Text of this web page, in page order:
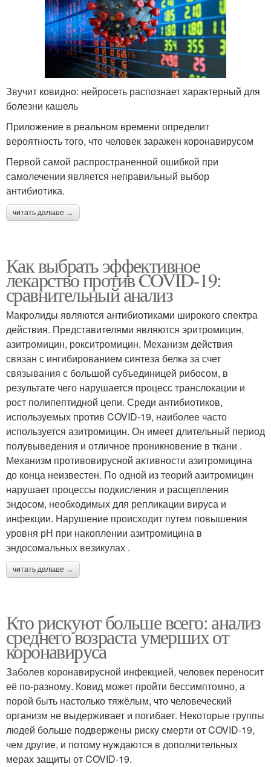
Звучит ковидно: нейросеть распознает характерный для
болезни кашель
Приложение в реальном времени определит
вероятность того, что человек заражен коронавирусом
Первой самой распространенной ошибкой при
самолечении является неправильный выбор
антибиотика.
читать дальше →
Как выбрать эффективное
лекарство против COVID-19:
сравнительный анализ
Макролиды являются антибиотиками широкого спектра
действия. Представителями являются эритромицин,
азитромицин, рокситромицин. Механизм действия
связан с ингибированием синтеза белка за счет
связывания с большой субъединицей рибосом, в
результате чего нарушается процесс транслокации и
рост полипептидной цепи. Среди антибиотиков,
используемых против COVID-19, наиболее часто
используется азитромицин. Он имеет длительный период
полувыведения и отличное проникновение в ткани .
Механизм противовирусной активности азитромицина
до конца неизвестен. По одной из теорий азитромицин
нарушает процессы подкисления и расщепления
эндосом, необходимых для репликации вируса и
инфекции. Нарушение происходит путем повышения
уровня рН при накоплении азитромицина в
эндосомальных везикулах .
читать дальше →
Кто рискуют больше всего: анализ
среднего возраста умерших от
коронавируса
Заболев коронавирусной инфекцией, человек переносит
её по-разному. Ковид может пройти бессимптомно, а
порой быть настолько тяжёлым, что человеческий
организм не выдерживает и погибает. Некоторые группы
людей больше подвержены риску смерти от COVID-19,
чем другие, и потому нуждаются в дополнительных
мерах защиты от COVID-19.